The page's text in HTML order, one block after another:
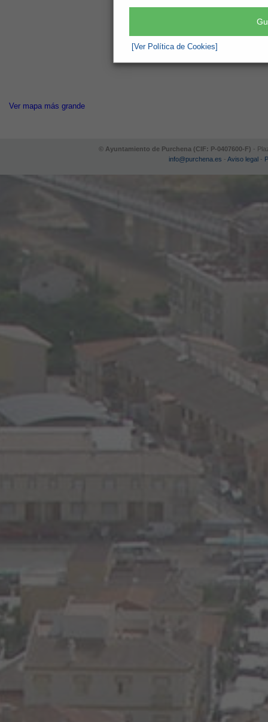
[Ver Política de Cookies]
Ver mapa más grande
© Ayuntamiento de Purchena (CIF: P-0407600-F) -
info@purchena.es - Aviso legal -